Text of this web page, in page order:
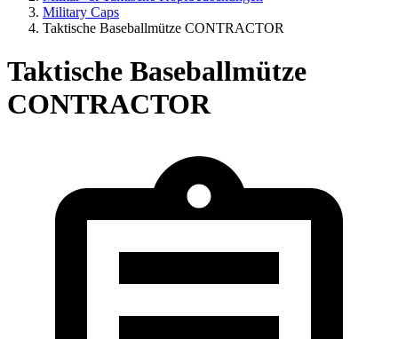
Military Caps
Taktische Baseballmütze CONTRACTOR
Taktische Baseballmütze
CONTRACTOR